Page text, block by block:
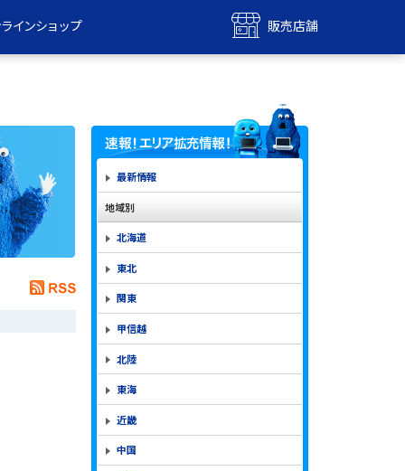
インショップ 販売店舗
ショップ
UQ WiMAX
販売店舗
最新情報
地域別
北海道
東北
関東
甲信越
北陸
東海
近畿
中国